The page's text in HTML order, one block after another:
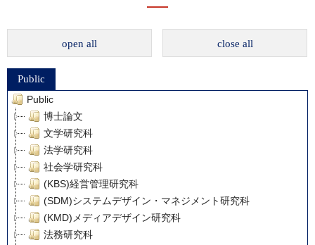
open all close all
Public
Public
博士論文
文学研究科
法学研究科
社会学研究科
(KBS)経営管理研究科
(SDM)システムデザイン・マネジメント研究科
(KMD)メディアデザイン研究科
法務研究科